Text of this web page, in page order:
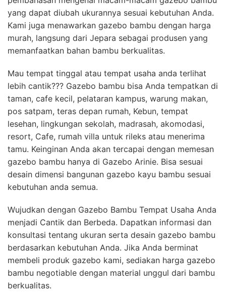
yang dapat diubah ukurannya sesuai kebutuhan Anda.
Kami juga menawarkan gazebo bambu dengan harga
murah, langsung dari Jepara sebagai produsen yang
memanfaatkan bahan bambu berkualitas.
Mau tempat tinggal atau tempat usaha anda terlihat
lebih cantik??? Gazebo bambu bisa Anda tempatkan di
taman, cafe kecil, pelataran kampus, warung makan,
pos satpam, teras depan rumah, Kebun, tempat
lesehan, lingkungan sekolah, madrasah, akomodasi,
resort, Cafe, rumah villa untuk rileks atau menerima
tamu. Keinginan Anda akan tercapai dengan memesan
gazebo bambu hanya di Gazebo Arinie. Bisa sesuai
desain dimensi bangunan gazebo kayu bambu sesuai
kebutuhan anda semua.
Wujudkan dengan Gazebo Bambu Tempat Usaha Anda
menjadi Cantik dan Berbeda. Dapatkan informasi dan
konsultasi tentang ukuran serta desain gazebo bambu
berdasarkan kebutuhan Anda. Jika Anda berminat
membeli produk gazebo kami, sediakan harga gazebo
bambu negotiable dengan material unggul dari bambu
berkualitas.